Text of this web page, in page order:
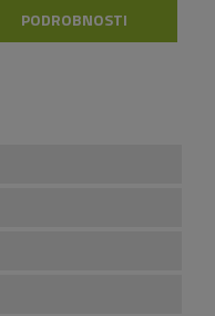
PODROBNOSTI